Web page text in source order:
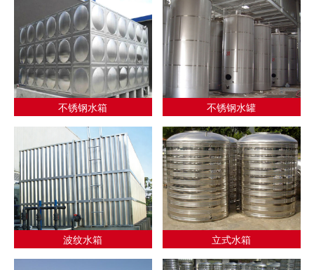
不锈钢水箱 不锈钢水罐
波纹水箱 立式水箱